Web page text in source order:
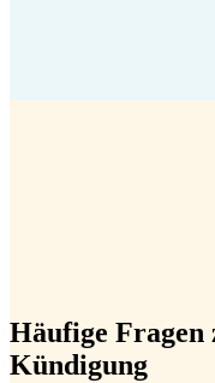
Häufige Fragen
Kündigung